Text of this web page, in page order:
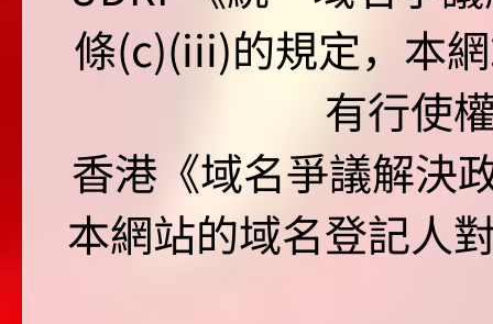
條(c)(iii)的規定，本
有行使
香港《域名爭議解決
本網站的域名登記人